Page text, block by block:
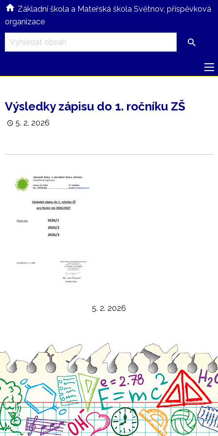
Základní škola a Mateřská škola Světnov, příspěvková
organizace
Výsledky zápisu do 1. ročníku ZŠ
5. 2. 2026
5. 2. 2026